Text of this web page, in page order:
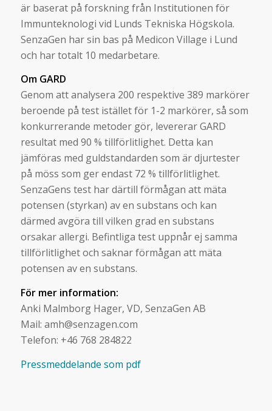
är baserat på forskning från Institutionen för
Immunteknologi vid Lunds Tekniska Högskola.
SenzaGen har sin bas på Medicon Village i Lund
och har totalt 10 medarbetare.
Om GARD
Genom att analysera 200 respektive 389 markörer
beroende på test istället för 1-2 markörer, så som
konkurrerande metoder gör, levererar GARD
resultat med 90 % tillförlitlighet. Detta kan
jämföras med guldstandarden som är djurtester
på möss som ger endast 72 % tillförlitlighet.
SenzaGens test har därtill förmågan att mäta
potensen (styrkan) av en substans och kan
därmed avgöra till vilken grad en substans
orsakar allergi. Befintliga test uppnår ej samma
tillförlitlighet och saknar förmågan att mäta
potensen av en substans.
För mer information:
Anki Malmborg Hager, VD, SenzaGen AB
Mail: amh@senzagen.com
Telefon: +46 768 284822
Pressmeddelande som pdf